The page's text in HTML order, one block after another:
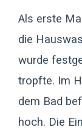
Als erste
die
wurde
tropfte. Im
dem Bad
hoch. Die